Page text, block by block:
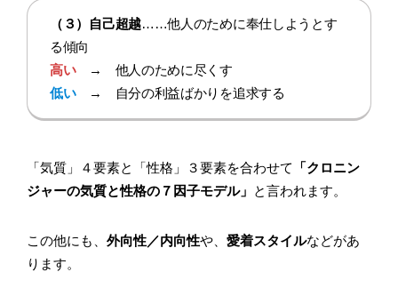
（３）自己超越……他人のために奉仕しようとす
る傾向
高い→ 他人のために尽くす
低い→ 自分の利益ばかりを追求する
「気質」４要素と「性格」３要素を合わせて
「クロニン
ジャーの気質と性格の７因子モデル」 と言われます。
この他にも、 外向性／内向性や、 愛着スタイルなどがあ
ります。